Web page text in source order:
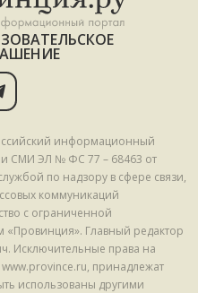
информационный
СМИ ЭЛ № ФС 77 – 68463 от
по надзору в сфере связи,
коммуникаций
с ограниченной
«Провинция». Главный редактор
Исключительные права на
принадлежат
использованы другими